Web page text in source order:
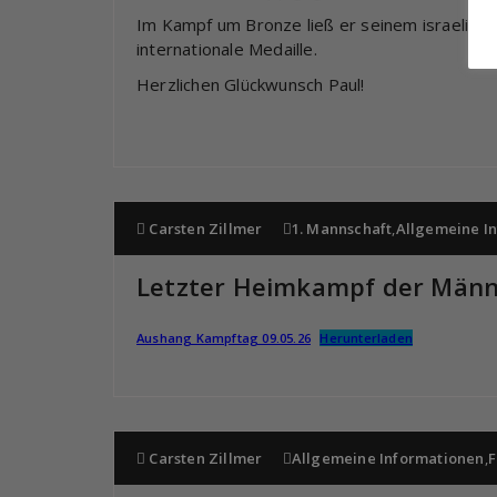
Im Kampf um Bronze ließ er seinem
internationale Medaille.
Herzlichen Glückwunsch Paul!
Carsten Zillmer 1. Mannschaft,Allgemeine
Letzter Heimkampf der
Aushang Kampftag 09.05.26 Herunterladen
Carsten Zillmer Allgemeine Informationen,